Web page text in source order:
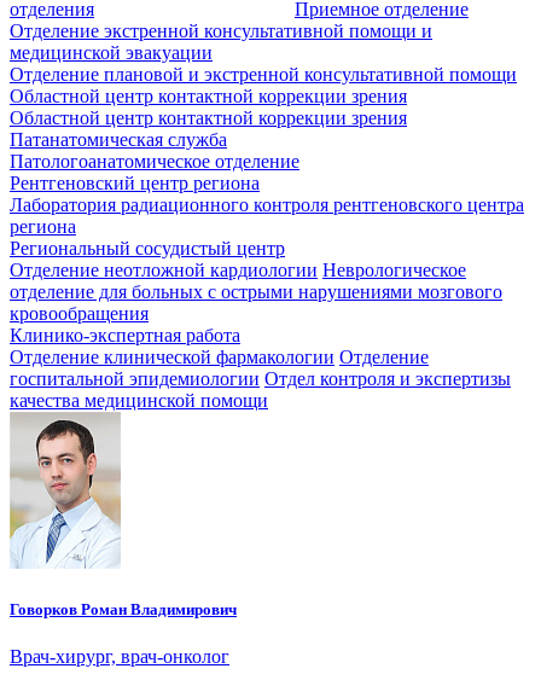
отделения
Приемное отделение
Отделение экстренной консультативной помощи и
медицинской эвакуации
Отделение плановой и экстренной консультативной помощи
Областной центр контактной коррекции зрения
Областной центр контактной коррекции зрения
Патанатомическая служба
Патологоанатомическое отделение
Рентгеновский центр региона
Лаборатория радиационного контроля рентгеновского центра
региона
Региональный сосудистый центр
Отделение неотложной кардиологии Неврологическое
отделение для больных с острыми нарушениями мозгового
кровообращения
Клинико-экспертная работа
Отделение клинической фармакологии Отделение
госпитальной эпидемиологии Отдел контроля и экспертизы
качества медицинской помощи
Говорков Роман Владимирович
Врач-хирург, врач-онколог